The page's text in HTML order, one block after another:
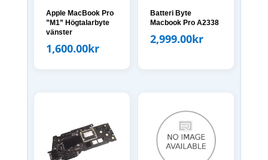
Apple MacBook Pro
”M1” Högtalarbyte
vänster
1,600.00kr
Batteri Byte
Macbook Pro A2338
2,999.00kr